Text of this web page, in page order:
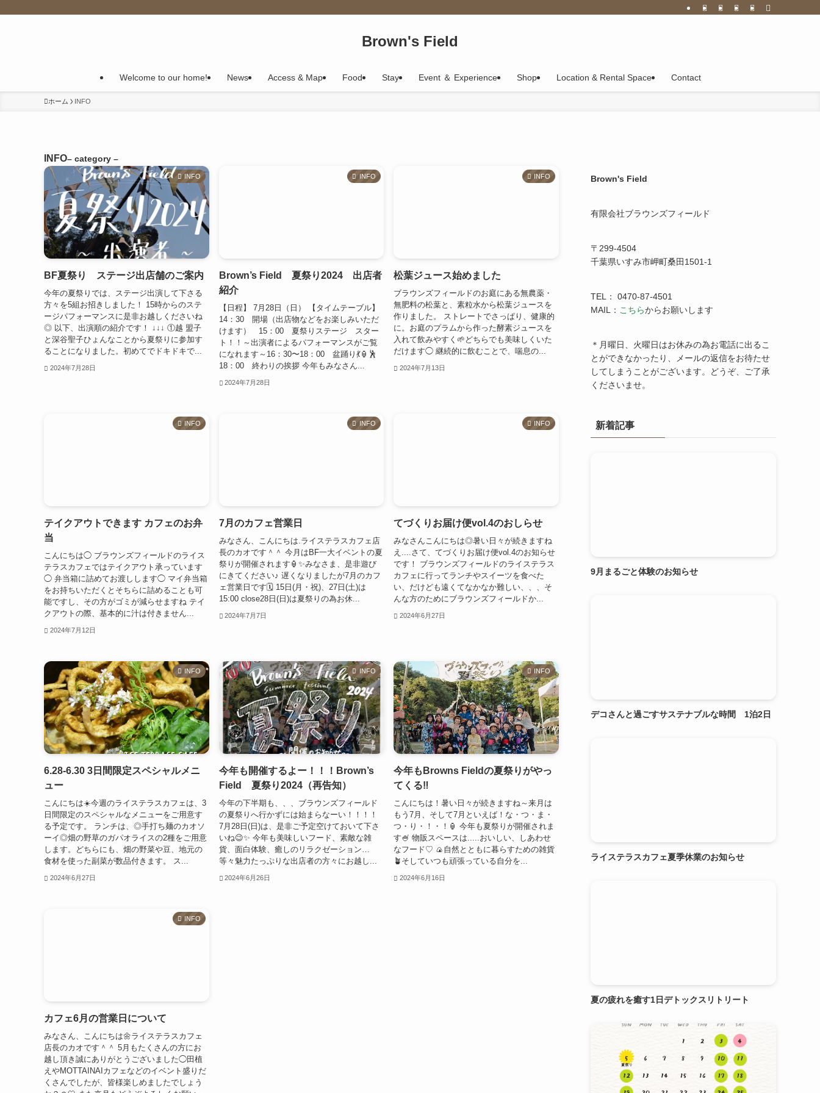
Brown's Field
Welcome to our home! News Access & Map Food Stay Event ＆ Experience Shop Location & Rental Space Contact
ホーム INFO
INFO– category –
INFO
BF夏祭り ステージ出店舗のご案内
今年の夏祭りでは、ステージ出演して下さる
方々を5組お招きしました！ 15時からのステ
ージパフォーマンスに是非お越しくださいね
◎ 以下、出演順の紹介です！ ↓↓↓ ①越 盟子
と深谷聖子ひょんなことから夏祭りに参加す
ることになりました。初めてでドキドキで...
2024年7月28日
INFO
Brown’s Field 夏祭り2024 出店者
紹介
【日程】 7月28日（日） 【タイムテーブル】
14：30 開場（出店物などをお楽しみいただ
けます） 15：00 夏祭りステージ スター
ト！！～出演者によるパフォーマンスがご覧
になれます～16：30〜18：00 盆踊り💃🏮🕺
18：00 終わりの挨拶 今年もみなさん...
2024年7月28日
INFO
松葉ジュース始めました
ブラウンズフィールドのお庭にある無農薬・
無肥料の松葉と、素粒水から松葉ジュースを
作りました。 ストレートでさっぱり、健康的
に。お庭のプラムから作った酵素ジュースを
入れて飲みやすく🌱どちらでも美味しくいた
だけます◯ 継続的に飲むことで、喘息の...
2024年7月13日
INFO
テイクアウトできます カフェのお弁
当
こんにちは◯ ブラウンズフィールドのライス
テラスカフェではテイクアウト承っています
◯ 弁当箱に詰めてお渡しします◯ マイ弁当箱
をお持ちいただくとそちらに詰めることも可
能ですし、その方がゴミが減らせますね テイ
クアウトの際、基本的に汁は付きません...
2024年7月12日
INFO
7月のカフェ営業日
みなさん、こんにちは.ライステラスカフェ店
長のカオです＾＾ 今月はBF一大イベントの夏
祭りが開催されます🏮✨みなさま、是非遊び
にきてください♪ 遅くなりましたが7月のカフ
ェ営業日です🗓️ 15日(月・祝)、27日(土)は
15:00 close28日(日)は夏祭りの為お休...
2024年7月7日
INFO
てづくりお届け便vol.4のおしらせ
みなさんこんにちは◎暑い日々が続きますね
え....さて、てづくりお届け便vol.4のお知らせ
です！ ブラウンズフィールドのライステラス
カフェに行ってランチやスイーツを食べた
い、だけども遠くてなかなか難しい、、、そ
んな方のためにブラウンズフィールドか...
2024年6月27日
INFO
6.28-6.30 3日間限定スペシャルメニ
ュー
こんにちは☀️今週のライステラスカフェは、3
日間限定のスペシャルなメニューをご用意す
る予定です。 ランチは、◎手打ち麺のカオソ
ーイ◎畑の野草のガパオライスの2種をご用意
します。どちらにも、畑の野菜や豆、地元の
食材を使った副菜が数品付きます。 ス...
2024年6月27日
INFO
今年も開催するよー！！！Brown’s
Field 夏祭り2024（再告知）
今年の下半期も、、、ブラウンズフィールド
の夏祭りへ行かずには始まらなーい！！！！
7月28日(日)は、是非ご予定空けておいて下さ
いね😉✨ 今年も美味しいフード、素敵な雑
貨、面白体験、癒しのリラクゼーション…
等々魅力たっぷりな出店者の方々にお越し...
2024年6月26日
INFO
今年もBrowns Fieldの夏祭りがやっ
てくる‼
こんにちは！暑い日々が続きますね～来月は
もう7月、そして7月といえば！な・つ・ま・
つ・り・！・！🏮 今年も夏祭りが開催されま
す🍧 物販スペースは.....おいしい、しあわせ
なフード♡ 🍙自然とともに暮らすための雑貨
🪴そしていつも頑張っている自分を...
2024年6月16日
INFO
カフェ6月の営業日について
みなさん、こんにちは🌼ライステラスカフェ
店長のカオです＾＾ 5月もたくさんの方にお
越し頂き誠にありがとうございました◯田植
えやMOTTAINAIカフェなどのイベント盛りだ
くさんでしたが、皆様楽しめましたでしょう
Brown's Field
有限会社ブラウンズフィールド
〒299-4504
千葉県いすみ市岬町桑田1501-1
TEL： 0470-87-4501
MAIL： こちらからお願いします
＊月曜日、火曜日はお休みの為お電話に出るこ
とができなかったり、メールの返信をお待たせ
してしまうことがございます。どうぞ、ご了承
くださいませ。
新着記事
9月まるごと体験のお知らせ
デコさんと過ごすサステナブルな時間 1泊2日
ライステラスカフェ夏季休業のお知らせ
夏の疲れを癒す1日デトックスリトリート